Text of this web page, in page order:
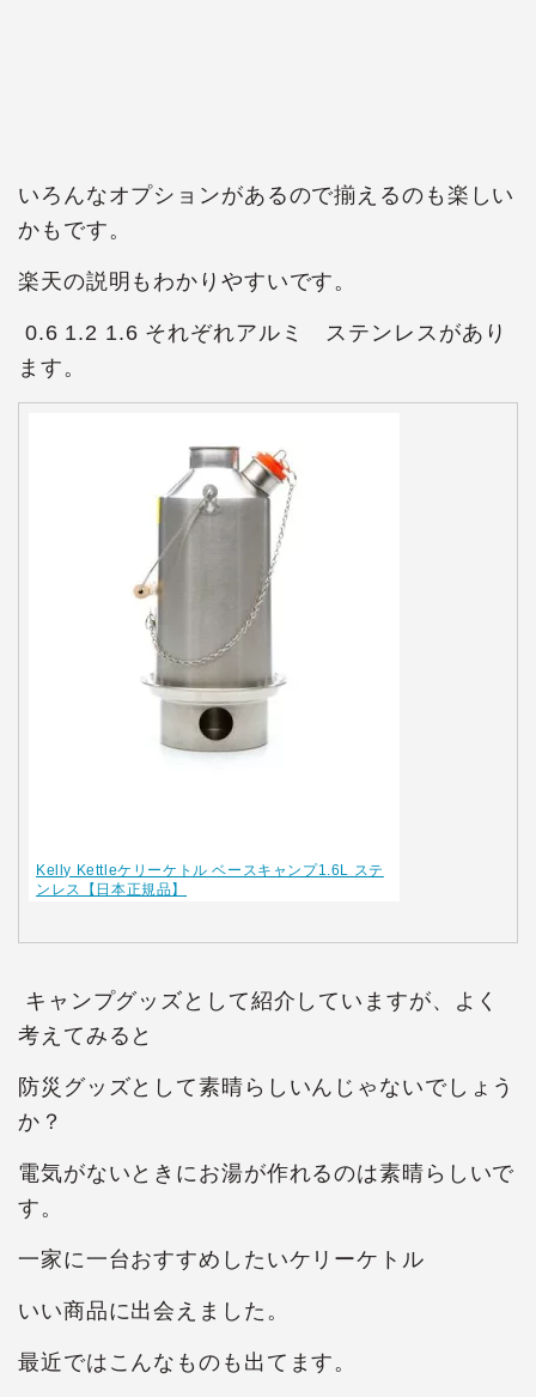
いろんなオプションがあるので揃えるのも楽しい
かもです。
楽天の説明もわかりやすいです。
0.6 1.2 1.6 それぞれアルミ ステンレスがあり
ます。
Kelly Kettleケリーケトル ベースキャンプ1.6L ステ
ンレス【日本正規品】
キャンプグッズとして紹介していますが、よく
考えてみると
防災グッズとして素晴らしいんじゃないでしょう
か？
電気がないときにお湯が作れるのは素晴らしいで
す。
一家に一台おすすめしたいケリーケトル
いい商品に出会えました。
最近ではこんなものも出てます。